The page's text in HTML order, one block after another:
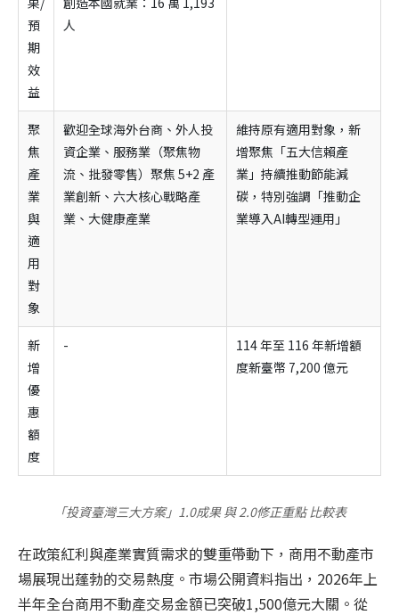
預
期
效
益
人
聚
焦
產
業
與
適
用
對
象
歡迎全球海外台商、外人投
資企業、服務業（聚焦物
流、批發零售）聚焦 5+2 產
業創新、六大核心戰略產
業、大健康產業
維持原有適用對象，新
增聚焦「五大信賴產
業」持續推動節能減
碳，特別強調「推動企
業導入AI轉型運用」
新
增
優
惠
額
度
-
114 年至 116 年新增額
度新臺幣 7,200 億元
「投資臺灣三大方案」1.0成果 與 2.0修正重點 比較表
在政策紅利與產業實質需求的雙重帶動下，商用不動產市
場展現出蓬勃的交易熱度。市場公開資料指出， 2026年上
半年全台商用不動產交易金額已突破1,500億元大關。從